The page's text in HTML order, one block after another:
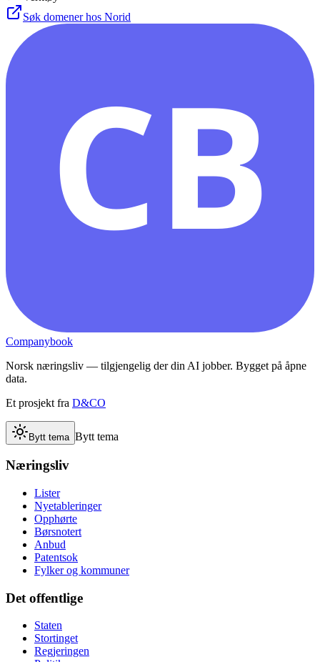
Søk domener hos Norid
CB
Companybook
Norsk næringsliv — tilgjengelig der din AI jobber. Bygget på åpne
data.
Et prosjekt fra D&CO
Bytt tema Bytt tema
Næringsliv
Lister
Nyetableringer
Opphørte
Børsnotert
Anbud
Patentsok
Fylker og kommuner
Det offentlige
Staten
Stortinget
Regjeringen